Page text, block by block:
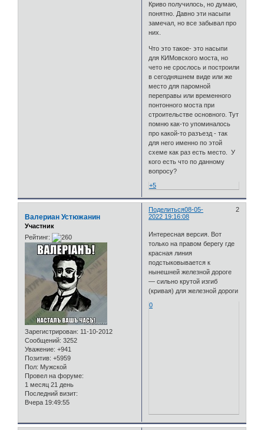
Криво получилось, но думаю,
понятно. Давно эти насыпи
замечал, но все забывал про
них.
Что это такое- это насыпи
для КИМовского моста, но
чето не срослось и построили
в сегодняшнем виде или же
место для паромной
переправы или временного
понтонного моста при
строительстве основного. Тут
помню как-то упоминалось
про какой-то разъезд - так
для него именно по этой
схеме как раз есть место. У
кого есть что по данному
вопросу?
+5
Поделиться 2
08-05-
2022 19:16:08
Валериан Устюжанин
Участник
Рейтинг:
Зарегистрирован: 11-10-2012
Сообщений: 3252
Уважение: +941
Позитив: +5959
Пол: Мужской
Провел на форуме:
1 месяц 21 день
Последний визит:
Вчера 19:49:55
Интересная версия. Вот
только на правом берегу где
красная линия
подстыковывается к
нынешней железной дороге
— сильно крутой изгиб
(кривая) для железной дороги
0